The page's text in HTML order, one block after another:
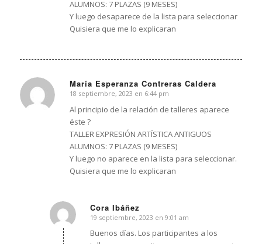
ALUMNOS: 7 PLAZAS (9 MESES)
Y luego desaparece de la lista para seleccionar
Quisiera que me lo explicaran
María Esperanza Contreras Caldera
Dice:
18 septiembre, 2023 en 6:44 pm
Al principio de la relación de talleres aparece
éste ?
TALLER EXPRESIÓN ARTÍSTICA ANTIGUOS
ALUMNOS: 7 PLAZAS (9 MESES)
Y luego no aparece en la lista para seleccionar.
Quisiera que me lo explicaran
Cora Ibáñez
Dice:
19 septiembre, 2023 en 9:01 am
Buenos días. Los participantes a los